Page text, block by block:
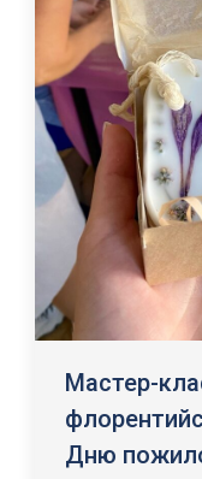
Мастер-
Дню